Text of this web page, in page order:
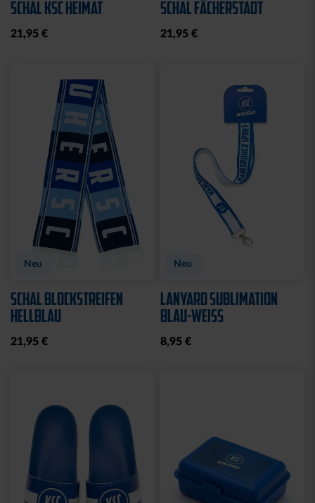
SCHAL KSC HEIMAT
21,95 €
SCHAL FÄCHERSTADT
21,95 €
Neu
SCHAL BLOCKSTREIFEN
HELLBLAU
21,95 €
Neu
LANYARD SUBLIMATION
BLAU-WEISS
8,95 €